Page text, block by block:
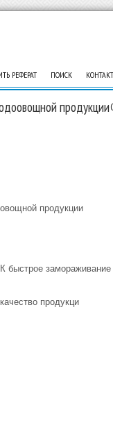
РЕФЕРАТ ПОИСК
продукции
продукции
быстрое
продукци